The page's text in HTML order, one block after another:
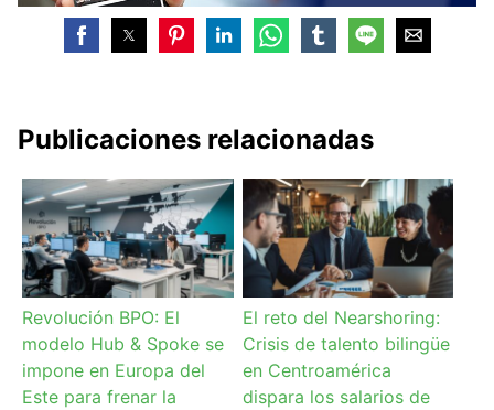
Publicaciones relacionadas
Revolución BPO: El
modelo Hub & Spoke se
impone en Europa del
Este para frenar la
El reto del Nearshoring:
Crisis de talento bilingüe
en Centroamérica
dispara los salarios de